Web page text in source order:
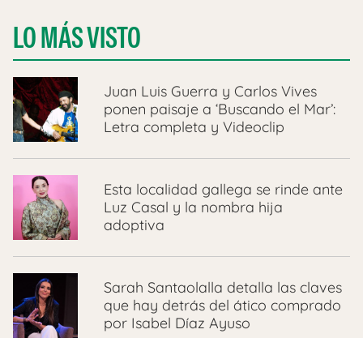
LO MÁS VISTO
Juan Luis Guerra y Carlos Vives
ponen paisaje a ‘Buscando el Mar’:
Letra completa y Videoclip
Esta localidad gallega se rinde ante
Luz Casal y la nombra hija
adoptiva
Sarah Santaolalla detalla las claves
que hay detrás del ático comprado
por Isabel Díaz Ayuso